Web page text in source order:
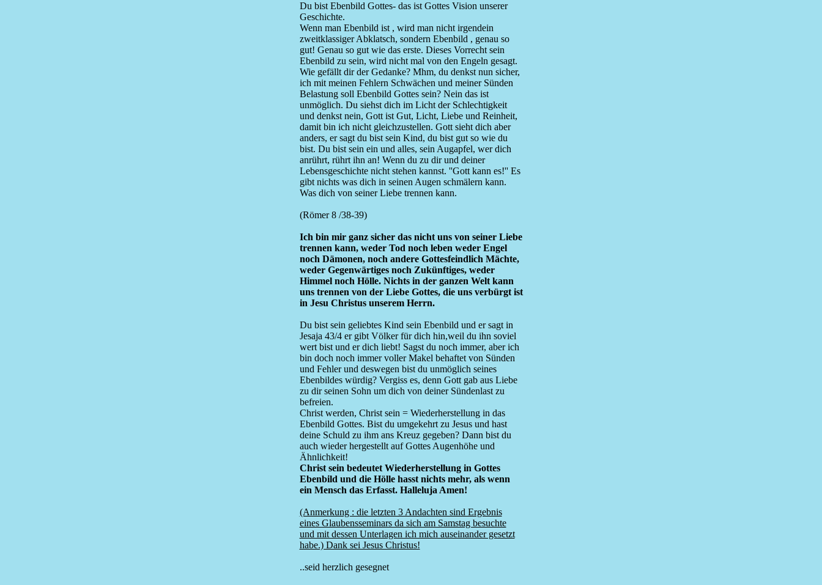
Du bist Ebenbild Gottes- das ist Gottes Vision unserer
Geschichte.
Wenn man Ebenbild ist , wird man nicht irgendein
zweitklassiger Abklatsch, sondern Ebenbild , genau so
gut! Genau so gut wie das erste. Dieses Vorrecht sein
Ebenbild zu sein, wird nicht mal von den Engeln gesagt.
Wie gefällt dir der Gedanke? Mhm, du denkst nun sicher,
ich mit meinen Fehlern Schwächen und meiner Sünden
Belastung soll Ebenbild Gottes sein? Nein das ist
unmöglich. Du siehst dich im Licht der Schlechtigkeit
und denkst nein, Gott ist Gut, Licht, Liebe und Reinheit,
damit bin ich nicht gleichzustellen. Gott sieht dich aber
anders, er sagt du bist sein Kind, du bist gut so wie du
bist. Du bist sein ein und alles, sein Augapfel, wer dich
anrührt, rührt ihn an! Wenn du zu dir und deiner
Lebensgeschichte nicht stehen kannst. ''Gott kann es!'' Es
gibt nichts was dich in seinen Augen schmälern kann.
Was dich von seiner Liebe trennen kann.
(Römer 8 /38-39)
Ich bin mir ganz sicher das nicht uns von seiner Liebe
trennen kann, weder Tod noch leben weder Engel
noch Dämonen, noch andere Gottesfeindlich Mächte,
weder Gegenwärtiges noch Zukünftiges, weder
Himmel noch Hölle. Nichts in der ganzen Welt kann
uns trennen von der Liebe Gottes, die uns verbürgt ist
in Jesu Christus unserem Herrn.
Du bist sein geliebtes Kind sein Ebenbild und er sagt in
Jesaja 43/4 er gibt Völker für dich hin,weil du ihn soviel
wert bist und er dich liebt! Sagst du noch immer, aber ich
bin doch noch immer voller Makel behaftet von Sünden
und Fehler und deswegen bist du unmöglich seines
Ebenbildes würdig? Vergiss es, denn Gott gab aus Liebe
zu dir seinen Sohn um dich von deiner Sündenlast zu
befreien.
Christ werden, Christ sein = Wiederherstellung in das
Ebenbild Gottes. Bist du umgekehrt zu Jesus und hast
deine Schuld zu ihm ans Kreuz gegeben? Dann bist du
auch wieder hergestellt auf Gottes Augenhöhe und
Ähnlichkeit!
Christ sein bedeutet Wiederherstellung in Gottes
Ebenbild und die Hölle hasst nichts mehr, als wenn
ein Mensch das Erfasst. Halleluja Amen!
(Anmerkung : die letzten 3 Andachten sind Ergebnis
eines Glaubensseminars da sich am Samstag besuchte
und mit dessen Unterlagen ich mich auseinander gesetzt
habe.) Dank sei Jesus Christus!
..seid herzlich gesegnet